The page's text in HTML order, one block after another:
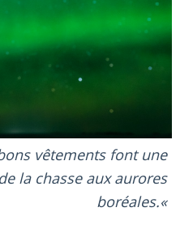
vêtements font une
la chasse aux aurores
boréales.